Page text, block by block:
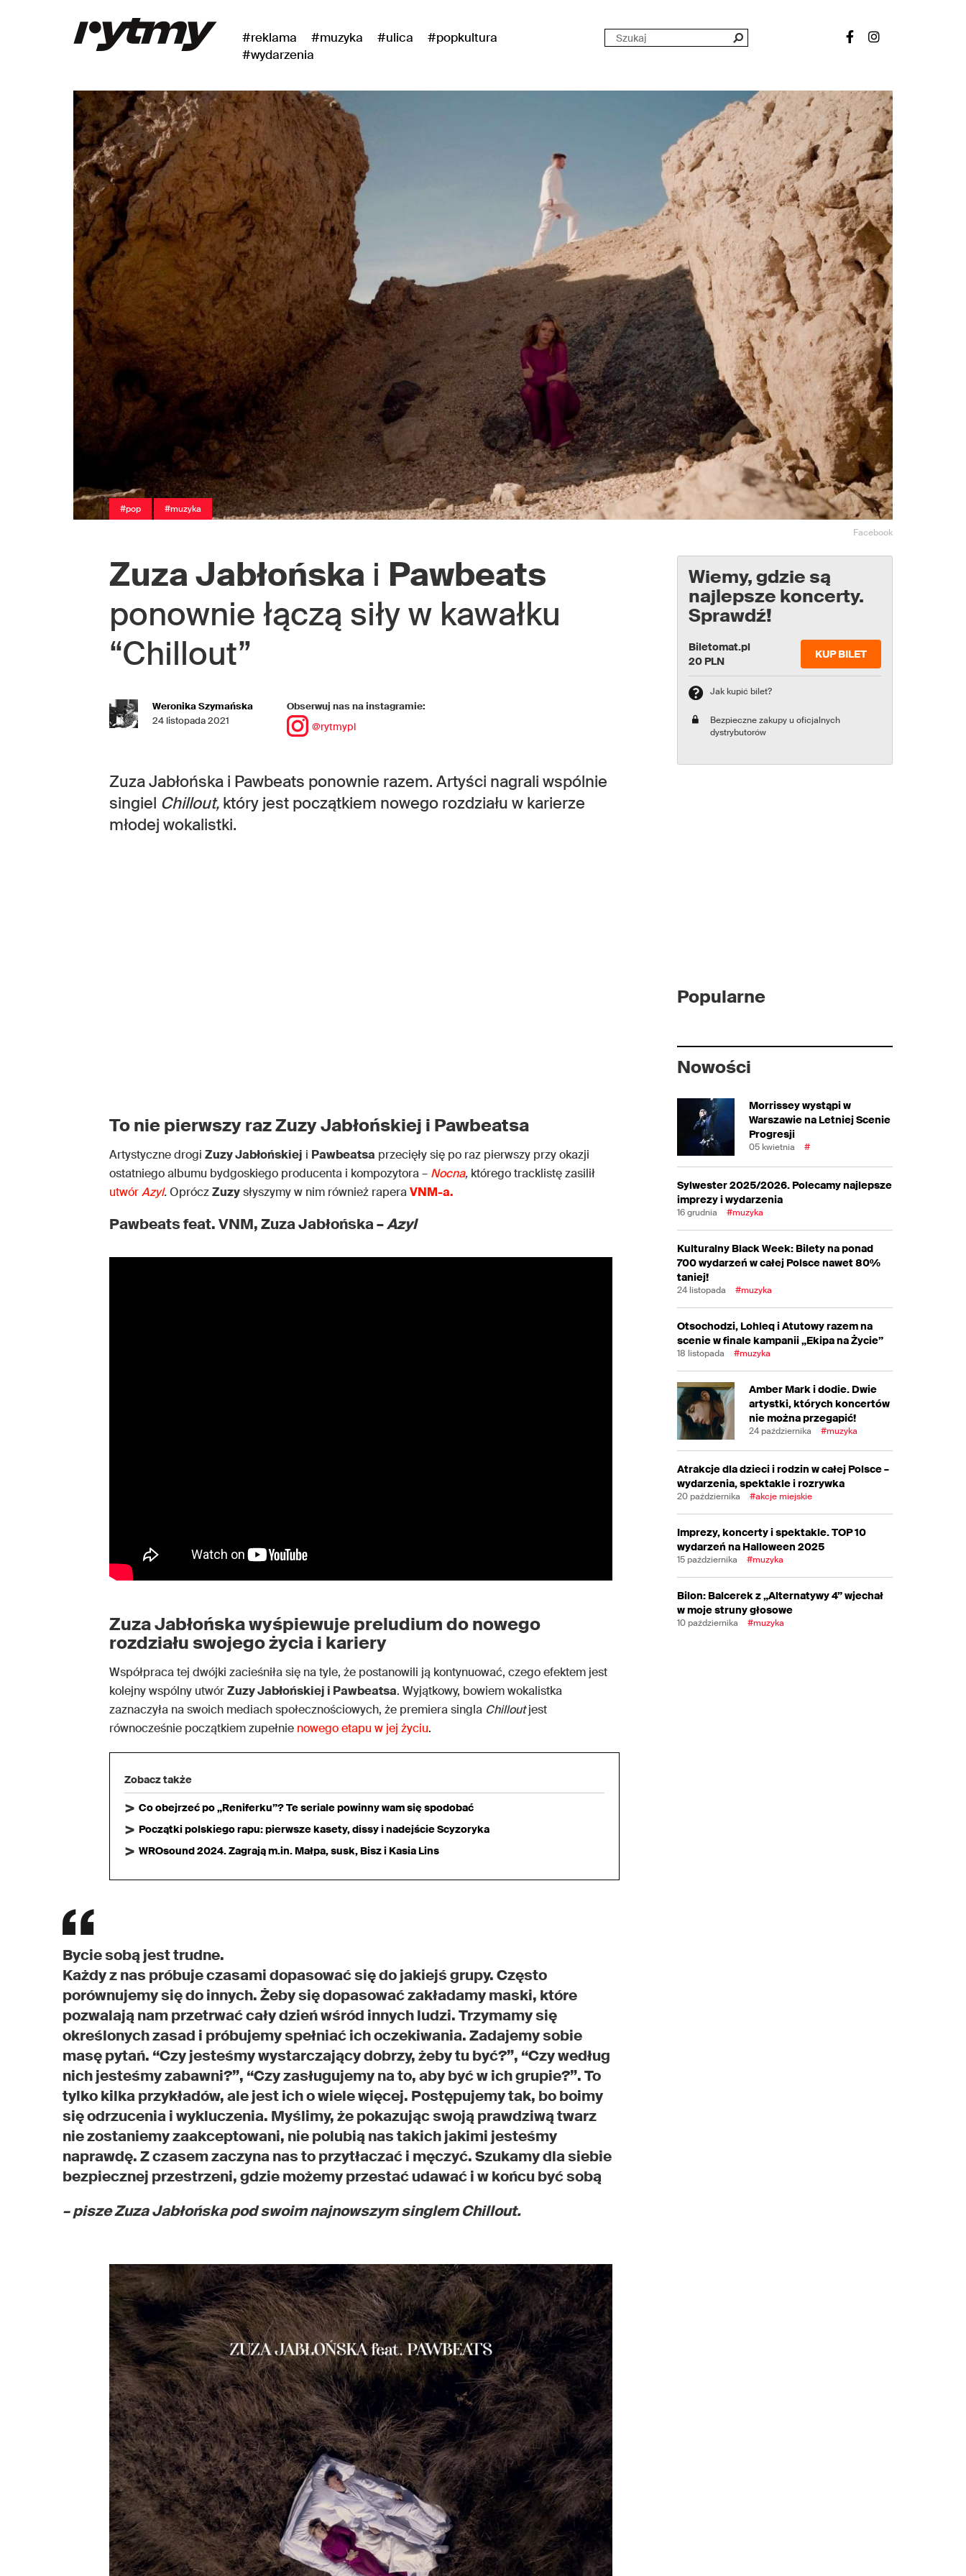
#reklama #muzyka #ulica
#popkultura
#wydarzenia
#pop #muzyka
Facebook
Zuza Jabłońska i Pawbeats
ponownie łączą siły w kawałku
“Chillout”
Weronika Szymańska
24 listopada 2021
Obserwuj nas na instagramie:
@rytmypl
Zuza Jabłońska i Pawbeats ponownie razem. Artyści nagrali wspólnie
singiel Chillout, który jest początkiem nowego rozdziału w karierze
młodej wokalistki.
To nie pierwszy raz Zuzy Jabłońskiej i Pawbeatsa
Artystyczne drogi Zuzy Jabłońskiej i Pawbeatsa przecięły się po raz pierwszy przy okazji
ostatniego albumu bydgoskiego producenta i kompozytora – Nocna, którego tracklistę zasilił
utwórAzyl.OpróczZuzysłyszymy w nim również raperaVNM-a.
Pawbeats feat. VNM, Zuza Jabłońska –Azyl
Zuza Jabłońska wyśpiewuje preludium do nowego
rozdziału swojego życia i kariery
Współpraca tej dwójki zacieśniła się na tyle, że postanowili ją kontynuować, czego efektem jest
kolejny wspólny utwórZuzy Jabłońskiej i Pawbeatsa. Wyjątkowy, bowiem wokalistka
zaznaczyła na swoich mediach społecznościowych, że premiera singla Chilloutjest
równocześnie początkiem zupełnie nowego etapu w jej życiu.
Zobacz także
Co obejrzeć po „Reniferku”? Te seriale powinny wam się spodobać
Początki polskiego rapu: pierwsze kasety, dissy i nadejście Scyzoryka
WROsound 2024. Zagrają m.in. Małpa, susk, Bisz i Kasia Lins
Bycie sobą jest trudne.
Każdy z nas próbuje czasami dopasować się do jakiejś grupy. Często
porównujemy się do innych. Żeby się dopasować zakładamy maski, które
pozwalają nam przetrwać cały dzień wśród innych ludzi. Trzymamy się
określonych zasad i próbujemy spełniać ich oczekiwania. Zadajemy sobie
masę pytań. “Czy jesteśmy wystarczający dobrzy, żeby tu być?”, “Czy według
nich jesteśmy zabawni?”, “Czy zasługujemy na to, aby być w ich grupie?”. To
tylko kilka przykładów, ale jest ich o wiele więcej. Postępujemy tak, bo boimy
się odrzucenia i wykluczenia. Myślimy, że pokazując swoją prawdziwą twarz
nie zostaniemy zaakceptowani, nie polubią nas takich jakimi jesteśmy
naprawdę. Z czasem zaczyna nas to przytłaczać i męczyć. Szukamy dla siebie
bezpiecznej przestrzeni, gdzie możemy przestać udawać i w końcu być sobą
– pisze Zuza Jabłońska pod swoim najnowszym singlem Chillout.
Wiemy, gdzie są
najlepsze koncerty.
Sprawdź!
Biletomat.pl
20 PLN
KUP BILET
Jak kupić bilet?
Bezpieczne zakupy u oficjalnych
dystrybutorów
Popularne
Nowości
Morrissey wystąpi w
Warszawie na Letniej Scenie
Progresji
05 kwietnia #
Sylwester 2025/2026. Polecamy najlepsze
imprezy i wydarzenia
16 grudnia #muzyka
Kulturalny Black Week: Bilety na ponad
700 wydarzeń w całej Polsce nawet 80%
taniej!
24 listopada #muzyka
Otsochodzi, Lohleq i Atutowy razem na
scenie w finale kampanii „Ekipa na Życie”
18 listopada #muzyka
Amber Mark i dodie. Dwie
artystki, których koncertów
nie można przegapić!
24 października #muzyka
Atrakcje dla dzieci i rodzin w całej Polsce –
wydarzenia, spektakle i rozrywka
20 października #akcje miejskie
Imprezy, koncerty i spektakle. TOP 10
wydarzeń na Halloween 2025
15 października #muzyka
Bilon: Balcerek z „Alternatywy 4” wjechał
w moje struny głosowe
10 października #muzyka